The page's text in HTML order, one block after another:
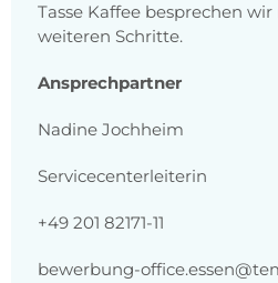
Tasse Kaffee besprechen
weiteren Schritte.
Ansprechpartner
Nadine Jochheim
Servicecenterleiterin
+49 201 82171-11
bewerbung-